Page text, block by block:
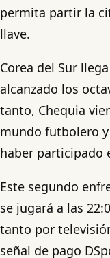
permita partir la
llave.
Corea del Sur
alcanzado los
tanto, Chequia
mundo futbolero
haber participado
Este segundo
se jugará a las
tanto por
señal de pago